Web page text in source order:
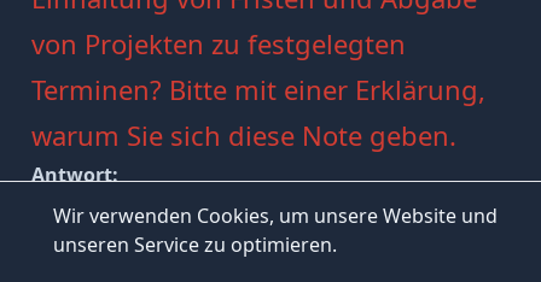
Wir verwenden Cookies, um unsere Website und
unseren Service zu optimieren.
von Projekten zu festgelegten
Terminen? Bitte mit einer Erklärung,
warum Sie sich diese Note geben.
Antwort:
Ich würde mir eine Bewertung von 10 geben, weil
ich festlegte Termine erfahrungsgemäß privat und
INHALTSVERZEICHNIS
Warum nach Schwächen im
Vorstellungsgespräch gefragt wird